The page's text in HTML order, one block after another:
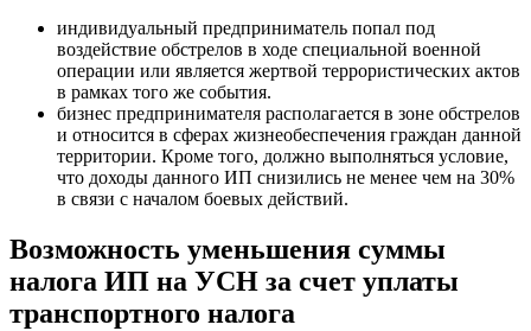
индивидуальный предприниматель попал под
воздействие обстрелов в ходе специальной военной
операции или является жертвой террористических актов
в рамках того же события.
бизнес предпринимателя располагается в зоне обстрелов
и относится в сферах жизнеобеспечения граждан данной
территории. Кроме того, должно выполняться условие,
что доходы данного ИП снизились не менее чем на 30%
в связи с началом боевых действий.
Возможность уменьшения суммы
налога ИП на УСН за счет уплаты
транспортного налога